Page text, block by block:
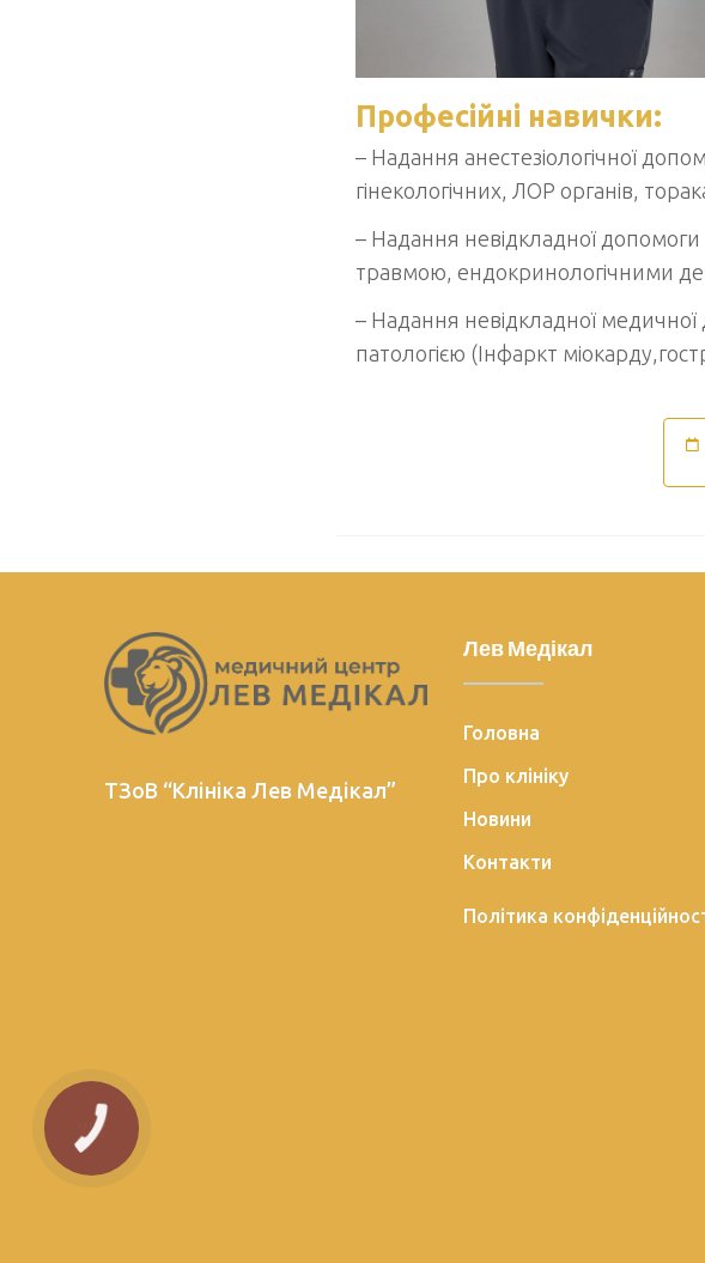
Професійні навички:
– Надання анестезіологічної
гінекологічних, ЛОР органів,
– Надання невідкладної
травмою, ендокринологічними
– Надання невідкладної медичної
патологією (Інфаркт
ТЗоВ “Клініка Лев Медікал”
Лев Медікал
Головна
Про клініку
Новини
Контакти
Політика
КНОПКА
ЗВ'ЯЗКУ